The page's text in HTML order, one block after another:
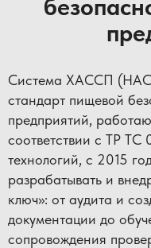
Система ХАССП
стандарт пищевой
предприятий,
соответствии с ТР
технологий, с 2015
разрабатывать и
ключ»: от аудита и
документации до
сопровождения